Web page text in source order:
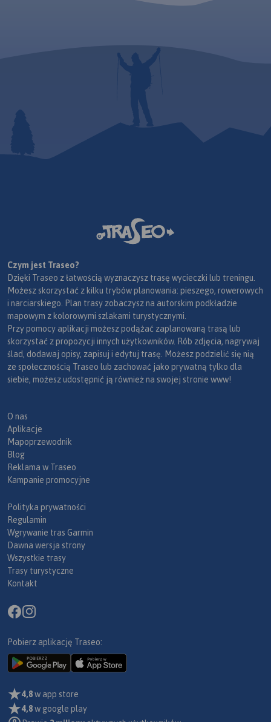
Czym jest Traseo?
Dzięki Traseo z łatwością wyznaczysz trasę wycieczki lub treningu.
Możesz skorzystać z kilku trybów planowania: pieszego, rowerowych
i narciarskiego. Plan trasy zobaczysz na autorskim podkładzie
mapowym z kolorowymi szlakami turystycznymi.
Przy pomocy aplikacji możesz podążać zaplanowaną trasą lub
skorzystać z propozycji innych użytkowników. Rób zdjęcia, nagrywaj
ślad, dodawaj opisy, zapisuj i edytuj trasę. Możesz podzielić się nią
ze społecznością Traseo lub zachować jako prywatną tylko dla
siebie, możesz udostępnić ją również na swojej stronie www!
O nas
Aplikacje
Mapoprzewodnik
Blog
Reklama w Traseo
Kampanie promocyjne
Polityka prywatności
Regulamin
Wgrywanie tras Garmin
Dawna wersja strony
Wszystkie trasy
Trasy turystyczne
Kontakt
Pobierz aplikację Traseo:
4,8w app store
4,8w google play